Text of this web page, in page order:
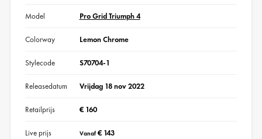
Model Pro Grid Triumph 4
Colorway Lemon Chrome
Stylecode S70704-1
Releasedatum Vrijdag 18 nov 2022
Retailprijs € 160
Live prijs Vanaf€ 143